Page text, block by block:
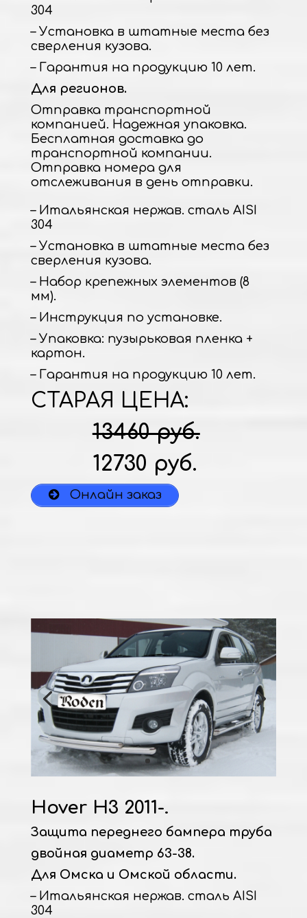
304
– Установка в штатные места без
сверления кузова.
– Гарантия на продукцию 10 лет.
Для регионов.
Отправка транспортной
компанией. Надежная упаковка.
Бесплатная доставка до
транспортной компании.
Отправка номера для
отслеживания в день отправки.
– Итальянская нержав. сталь AISI
304
– Установка в штатные места без
сверления кузова.
– Набор крепежных элементов (8
мм).
– Инструкция по установке.
– Упаковка: пузырьковая пленка +
картон.
– Гарантия на продукцию 10 лет.
СТАРАЯ ЦЕНА:
13460 руб.
12730 руб.
Онлайн заказ
Hover H3 2011-.
Защита переднего бампера труба
двойная диаметр 63-38.
Для Омска и Омской области.
– Итальянская нержав. сталь AISI
304